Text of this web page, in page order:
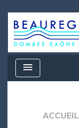
menu
ACCUEIL